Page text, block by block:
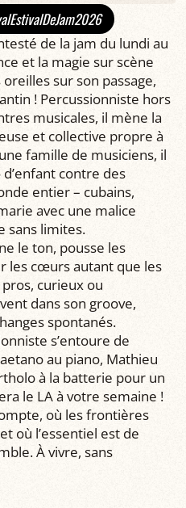
de la jam du lundi au
et la magie sur scène
sur son passage,
! Percussionniste hors
musicales, il mène la
et collective propre à
famille de musiciens, il
contre des
entier – cubains,
avec une malice
sans limites.
le ton, pousse les
les cœurs autant que les
curieux ou
dans son groove,
spontanés.
s’entoure de
au piano, Mathieu
à la batterie pour un
le LA à votre semaine !
où les frontières
où l’essentiel est de
À vivre, sans